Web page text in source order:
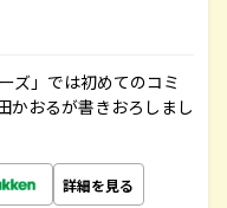
ズ」では初めてのコミ
かおるが書きおろしまし
詳細を見る